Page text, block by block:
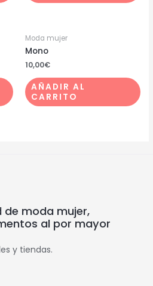
Moda mujer
Mono
10,00€
AÑADIR AL
CARRITO
de moda mujer,
al por mayor
y tiendas.